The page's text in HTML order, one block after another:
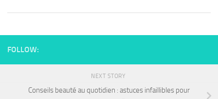
FOLLOW:
NEXT STORY
Conseils beauté au quotidien : astuces infaillibles pour